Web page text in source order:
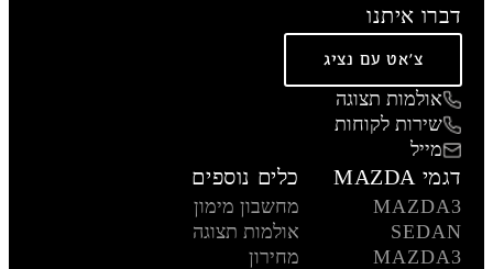
דברו איתנו
צ'אט עם נציג
אולמות תצוגה
שירות לקוחות
מייל
דגמי MAZDA
MAZDA3
SEDAN
MAZDA3
כלים נוספים
מחשבון מימון
אולמות תצוגה
מחירון